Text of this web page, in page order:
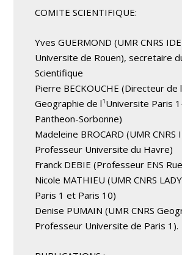
COMITE SCIENTIFIQUE:
Yves GUERMOND (UMR CNRS
Universite de Rouen), secretaire
Scientifique
Pierre BECKOUCHE (Directeur de
Geographie de l¹Universite Paris
Pantheon-Sorbonne)
Madeleine BROCARD (UMR CNRS
Professeur Universite du Havre)
Franck DEBIE (Professeur ENS
Nicole MATHIEU (UMR CNRS
Paris 1 et Paris 10)
Denise PUMAIN (UMR CNRS
Professeur Universite de Paris 1).